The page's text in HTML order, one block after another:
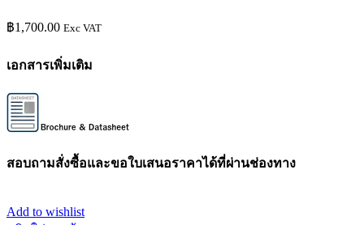
฿1,700.00 Exc VAT
เอกสารเพิ่มเติม
สอบถามสั่งซื้อและขอใบเสนอราคาได้ที่ผ่านช่องทาง
Add to wishlist